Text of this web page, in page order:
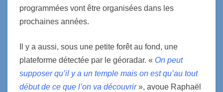
programmées vont être organisées dans les
prochaines années.
Il y a aussi, sous une petite forêt au fond, une
plateforme détectée par le géoradar. « On peut
supposer qu’il y a un temple mais on est qu’au tout
début de ce que l’on va découvrir », avoue Raphaël